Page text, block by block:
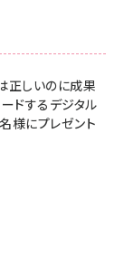
正しいのに成果
ドするデジタル
様にプレゼント